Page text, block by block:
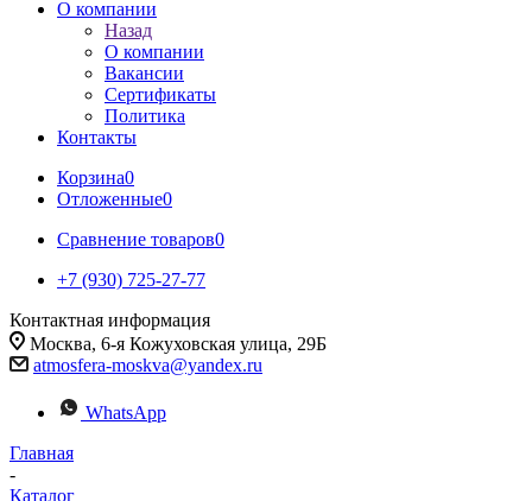
О компании
Назад
О компании
Вакансии
Сертификаты
Политика
Контакты
Корзина0
Отложенные0
Сравнение товаров0
+7 (930) 725-27-77
Контактная информация
Москва, 6-я Кожуховская улица, 29Б
atmosfera-moskva@yandex.ru
WhatsApp
Главная
-
Каталог